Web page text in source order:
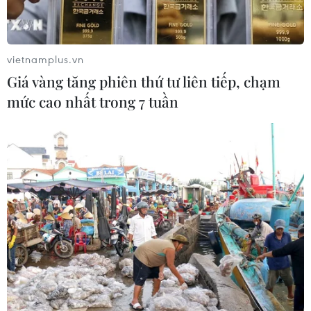
Vấn đề di cư - Thách thức đối với ban lãnh
đạo mới của EU
11/08/2019 13:35
Bộ máy lãnh đạo mới sẽ đánh giá và xem xét lại chính
sách đối ngoại của EU, trong đó có vấn đề di cư bất
hợp pháp và chiến lược rộng hơn của EU đến các nước
ở vành đai Tây và Nam Địa Trung Hải.
vietnamplus.vn
Giá vàng tăng phiên thứ tư liên tiếp, chạm
mức cao nhất trong 7 tuần